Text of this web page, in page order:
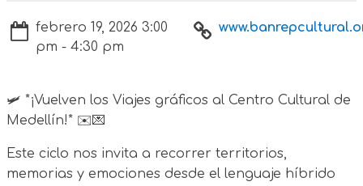
febrero 19, 2026 3:00
pm - 4:30 pm
🛩️ *¡Vuelven los Viajes gráficos al Centro Cultural de
Medellín!* ✉️💌
Este ciclo nos invita a recorrer territorios,
memorias y emociones desde el lenguaje híbrido